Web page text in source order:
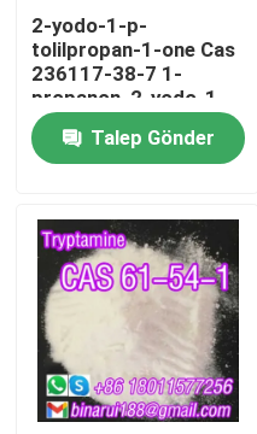
Evde
Videolar
Hakkımızda
Fabrika turu
2-yodo-1-p-
tolilpropan-1-one Cas
236117-38-7 1-
propanon, 2-yodo-1-
((4-metilfenil) -
Talep Gönder